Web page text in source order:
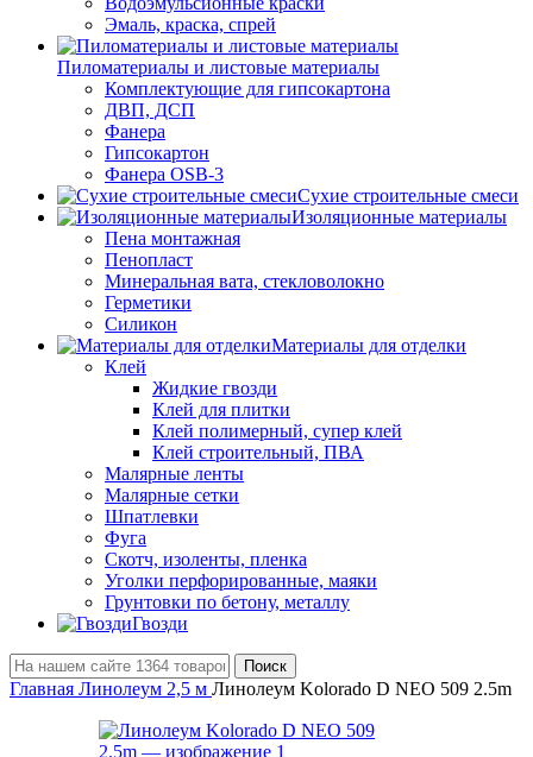
Эмаль, краска, спрей
Пиломатериалы и листовые материалы
Комплектующие для гипсокартона
ДВП, ДСП
Фанера
Гипсокартон
Фанера OSB-3
Сухие строительные смеси
Изоляционные материалы
Пена монтажная
Пенопласт
Минеральная вата, стекловолокно
Герметики
Силикон
Материалы для отделки
Клей
Жидкие гвозди
Клей для плитки
Клей полимерный, супер клей
Клей строительный, ПВА
Малярные ленты
Малярные сетки
Шпатлевки
Фуга
Скотч, изоленты, пленка
Уголки перфорированные, маяки
Грунтовки по бетону, металлу
Гвозди
Поиск
Главная Линолеум 2,5 м Линолеум Kolorado D NEO 509 2.5m